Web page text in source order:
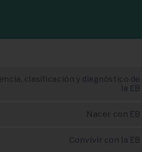
clasificación y diagnóstico de
la EB
Nacer con EB
Convivir con la EB